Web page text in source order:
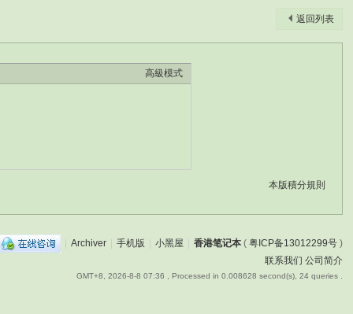
返回列表
高級模式
本版積分規則
| Archiver | 手机版 | 小黑屋 | 香港笔记本( 粤ICP备13012299号)
联系我们 公司简介
GMT+8, 2026-8-8 07:36 , Processed in 0.008628 second(s), 24 queries .